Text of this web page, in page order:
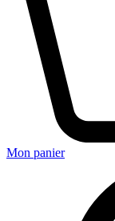
Mon panier